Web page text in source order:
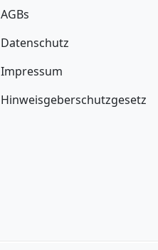
AGBs
Datenschutz
Impressum
Hinweisgeberschutzgesetz